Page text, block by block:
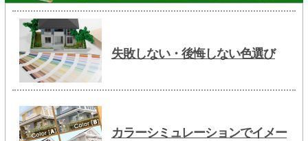
失敗しない・後悔しない色選び
カラーシミュレーションでイメー